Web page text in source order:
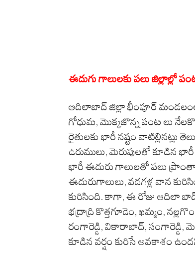
ఈదుగు గాలులకు పలు జిల్లాల్లో
ఆదిలాబాద్ జిల్లా భీంపూర్
గోధుమ, మొక్కజొన్న పంట లు
రైతులకు భారీ నష్టం వాటిల్లినట్లు
ఉరుములు, మెరుపులతో కూడిన భారీ
భారీ ఈదురు గాలులతో పలు
ఈదురుగాలులు, వడగళ్ల వాన
కురిసింది. కాగా, ఈ రోజు ఆదిలా
భద్రాద్రి కొత్తగూడెం, ఖమ్మం,
రంగారెడ్డి, వికారాబాద్‌, సంగారెడ్డి,
కూడిన వర్షం కురిసే అవకాశం